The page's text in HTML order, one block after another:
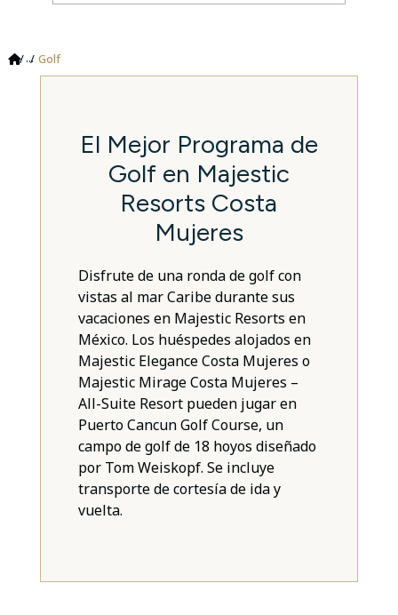
... Golf
El Mejor Programa de
Golf en Majestic
Resorts Costa
Mujeres
Disfrute de una ronda de golf con
vistas al mar Caribe durante sus
vacaciones en Majestic Resorts en
México. Los huéspedes alojados en
Majestic Elegance Costa Mujeres o
Majestic Mirage Costa Mujeres –
All-Suite Resort pueden jugar en
Puerto Cancun Golf Course, un
campo de golf de 18 hoyos diseñado
por Tom Weiskopf. Se incluye
transporte de cortesía de ida y
vuelta.